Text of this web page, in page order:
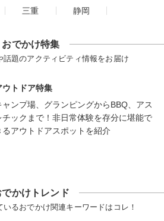
三重 静岡
おでかけ特集
話題のアクティビティ情報をお届け
ウトドア特集
ャンプ場、グランピングからBBQ、アス
チックまで！非日常体験を存分に堪能で
るアウトドアスポットを紹介
でかけトレンド
るおでかけ関連キーワードはコレ！